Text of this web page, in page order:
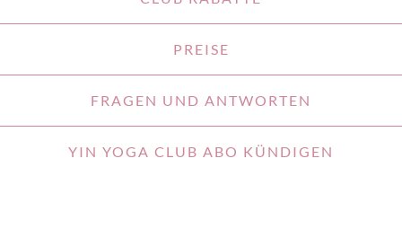
PREISE
FRAGEN UND ANTWORTEN
YIN YOGA CLUB ABO KÜNDIGEN